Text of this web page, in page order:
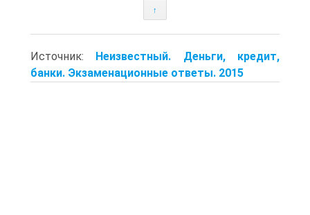
↑
Источник: Неизвестный. Деньги, кредит,
банки. Экзаменационные ответы. 2015